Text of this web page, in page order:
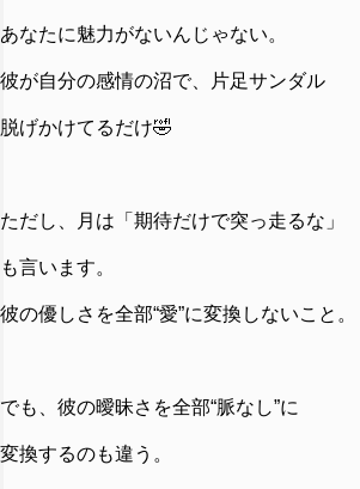
あなたに魅力がないんじゃない。
彼が自分の感情の沼で、片足サンダル
脱げかけてるだけ🤣
ただし、月は「期待だけで突っ走るな」
も言います。
彼の優しさを全部“愛”に変換しないこと。
でも、彼の曖昧さを全部“脈なし”に
変換するのも違う。